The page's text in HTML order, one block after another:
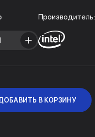
Производитель:
В КОРЗИНУ